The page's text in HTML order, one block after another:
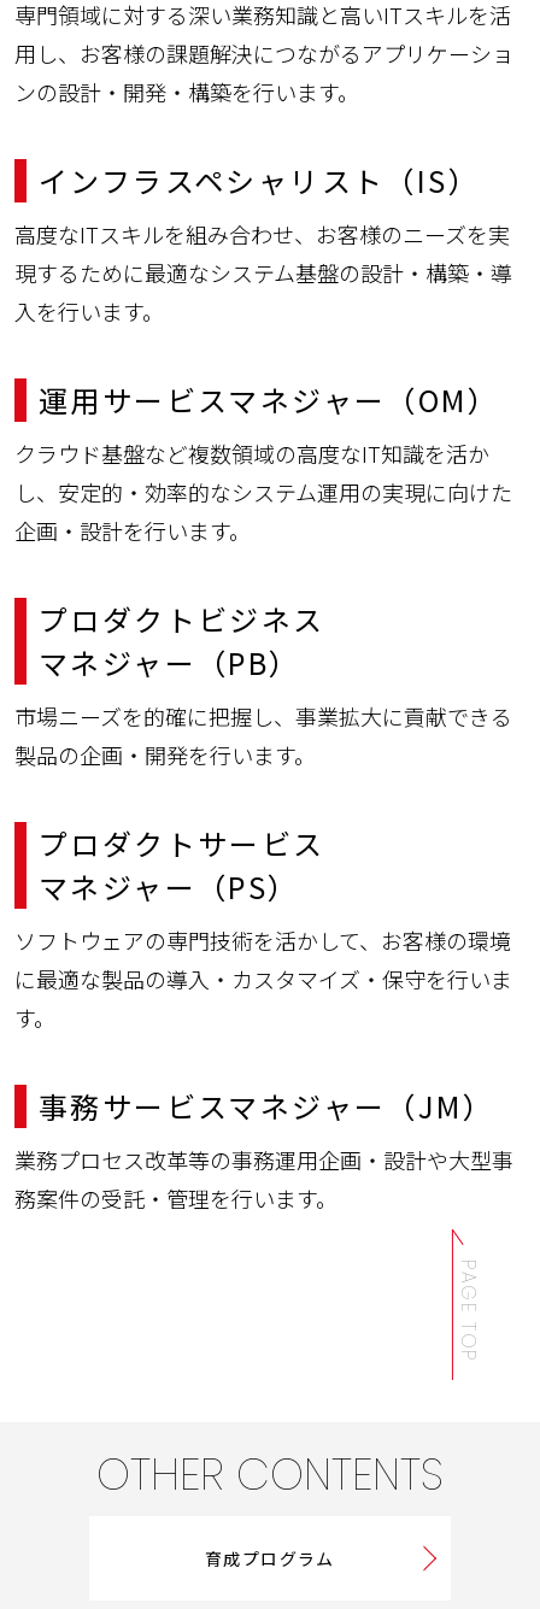
専門領域に対する深い業務知識と高いITスキルを活
用し、お客様の課題解決につながるアプリケーショ
ンの設計・開発・構築を行います。
インフラスペシャリスト（IS）
高度なITスキルを組み合わせ、お客様のニーズを実
現するために最適なシステム基盤の設計・構築・導
入を行います。
運用サービスマネジャー（OM）
クラウド基盤など複数領域の高度なIT知識を活か
し、安定的・効率的なシステム運用の実現に向けた
企画・設計を行います。
プロダクトビジネス
マネジャー（PB）
市場ニーズを的確に把握し、事業拡大に貢献できる
製品の企画・開発を行います。
プロダクトサービス
マネジャー（PS）
ソフトウェアの専門技術を活かして、お客様の環境
に最適な製品の導入・カスタマイズ・保守を行いま
す。
事務サービスマネジャー（JM）
業務プロセス改革等の事務運用企画・設計や大型事
務案件の受託・管理を行います。
OTHER CONTENTS
育成プログラム
PAGE TOP